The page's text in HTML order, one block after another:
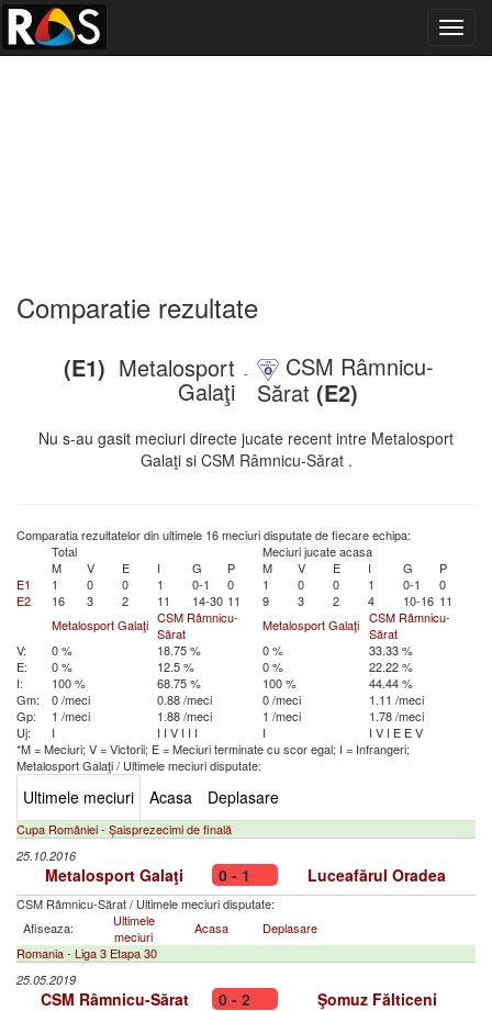
Comparatie rezultate
(E1) Metalosport
Galaţi
-
CSM Râmnicu-
Sărat (E2)
Nu s-au gasit meciuri directe jucate recent intre Metalosport
Galaţi si CSM Râmnicu-Sărat .
Comparatia rezultatelor din ultimele 16 meciuri disputate de fiecare echipa:
Total
Meciuri jucate acasa
M
V E I G P M V E I G
P
E1
1 0 0 1 0-1 0 1 0 0 1 0-1
0
E2
16 3 2 11 14-30 11 9 3 2 4 10-16 11
Metalosport Galaţi CSM Râmnicu-
Sărat
Metalosport Galaţi CSM Râmnicu-
Sărat
V:
0 % 18.75 % 0 %
33.33 %
E:
0 % 12.5 % 0 %
22.22 %
I:
100 % 68.75 % 100 %
44.44 %
Gm:
0 /meci 0.88 /meci 0 /meci
1.11 /meci
Gp:
1 /meci 1.88 /meci 1 /meci
1.78 /meci
Uj:
I I I V I I I I I V I E EV
*M = Meciuri; V = Victorii; E = Meciuri terminate cu scor egal; I = Infrangeri;
Metalosport Galaţi/ Ultimele meciuri disputate:
Ultimele meciuri Acasa Deplasare
Cupa României - Șaisprezecimi de finală
25.10.2016
Metalosport Galaţi 0 - 1 Luceafărul Oradea
CSM Râmnicu-Sărat/ Ultimele meciuri disputate:
Afiseaza:
Ultimele
meciuri
Acasa
Deplasare
Romania - Liga 3 Etapa 30
25.05.2019
CSM Râmnicu-Sărat 0 - 2 Şomuz Fălticeni